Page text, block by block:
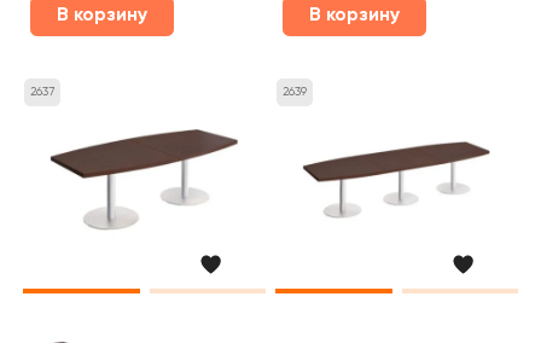
В корзину В корзину
2637 2639